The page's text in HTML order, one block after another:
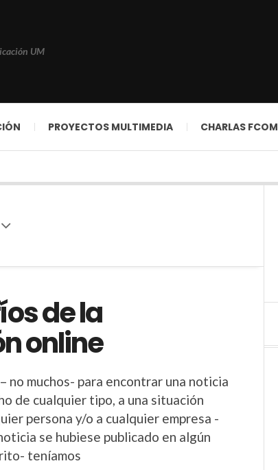
UM
PROYECTOS MULTIMEDIA CHARLAS FCOM
de la
online
no muchos- para encontrar una noticia
de cualquier tipo, a una situación
persona y/o a cualquier empresa -
se hubiese publicado en algún
teníamos